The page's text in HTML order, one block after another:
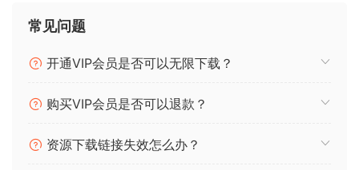
修正了编辑视图中Kontakt FX怪胎的Ul被错误初始化的问题
已知问题Kontakt 7与以下组合使用时间歇性崩溃：Logic Pro
10.x、macOS 14、Kontrol S MK3。Logic Pro 11中不再出现
已知问题在苹果M2/M3电脑上以翻盖模式使用Kontakt时，或者
电脑关机。macOS 14.5上不再出现此问题
常见问题
开通VIP会员是否可以无限下载？
购买VIP会员是否可以退款？
资源下载链接失效怎么办？